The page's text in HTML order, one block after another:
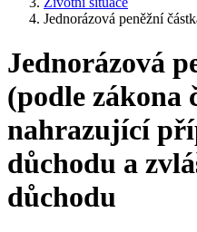
Jednorázová peněžní
Jednorázová
(podle zákona
nahrazující
důchodu a
důchodu